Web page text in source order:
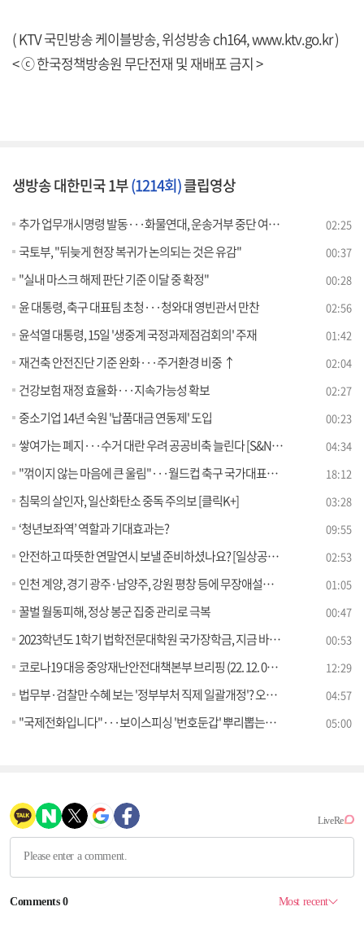
( KTV 국민방송 케이블방송, 위성방송 ch164,www.ktv.go.kr)
< ⓒ 한국정책방송원 무단전재 및 재배포 금지 >
생방송 대한민국 1부(1214회)클립영상
추가 업무개시명령 발동···화물연대, 운송거부 중단 여부 총투표 02:25
국토부, "뒤늦게 현장 복귀가 논의되는 것은 유감" 00:37
"실내 마스크 해제 판단 기준 이달 중 확정" 00:28
윤 대통령, 축구 대표팀 초청···청와대 영빈관서 만찬 02:56
윤석열 대통령, 15일 '생중계 국정과제점검회의' 주재 01:42
재건축 안전진단 기준 완화···주거환경 비중 ↑ 02:04
건강보험 재정 효율화···지속가능성 확보 02:27
중소기업 14년 숙원 '납품대금 연동제' 도입 00:23
쌓여가는 폐지···수거 대란 우려 공공비축 늘린다 [S&News] 04:34
"꺾이지 않는 마음에 큰 울림"···월드컵 축구 국가대표팀 환영 만찬 18:12
침묵의 살인자, 일산화탄소 중독 주의보 [클릭K+] 03:28
‘청년보좌역’ 역할과 기대효과는? 09:55
안전하고 따뜻한 연말연시 보낼 준비하셨나요? [일상공감 365] 02:53
인천 계양, 경기 광주·남양주, 강원 평창 등에 무장애설계 갖춘 고령자 맞춤형 임대주택 들어선다 01:05
꿀벌 월동피해, 정상 봉군 집중 관리로 극복 00:47
2023학년도 1학기 법학전문대학원 국가장학금, 지금 바로 신청하세요! 00:53
코로나19 대응 중앙재난안전대책본부 브리핑 (22. 12. 09. 11시) 12:29
법무부·검찰만 수혜 보는 '정부부처 직제 일괄개정'? 오해와 진실은 [정책 바로보기] 04:57
"국제전화입니다"···보이스피싱 '번호둔갑' 뿌리뽑는다 [정책 바로보기] 05:00